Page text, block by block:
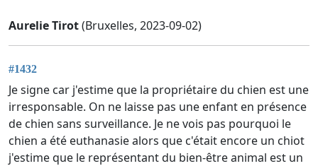
Aurelie Tirot(Bruxelles, 2023-09-02)
#1432
Je signe car j'estime que la propriétaire du chien est une
irresponsable. On ne laisse pas une enfant en présence
de chien sans surveillance. Je ne vois pas pourquoi le
chien a été euthanasie alors que c'était encore un chiot
j'estime que le représentant du bien-être animal est un